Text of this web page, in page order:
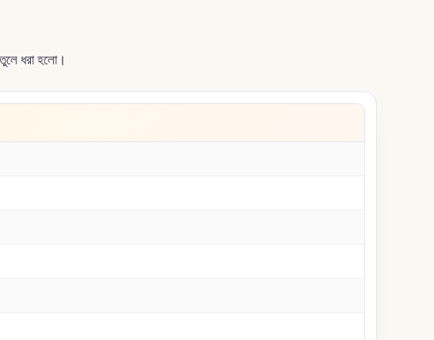
ধরা হলো।